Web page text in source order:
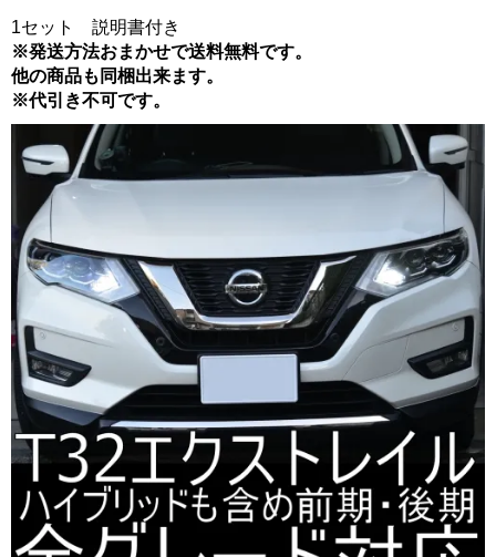
1セット 説明書付き
※発送方法おまかせで送料無料です。
他の商品も同梱出来ます。
※代引き不可です。